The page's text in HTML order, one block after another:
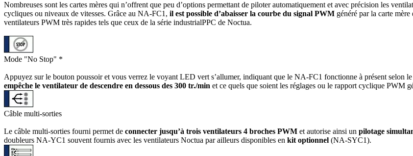
Nombreuses sont les cartes mères qui n’offrent que peu d’options permettant de piloter automatiquement et avec précision les
cycliques ou niveaux de vitesses. Grâce au NA-FC1, il est possible d’abaisser la courbe du signal PWM généré par la carte
ventilateurs PWM très rapides tels que ceux de la série industrialPPC de Noctua.
Mode "No Stop" *
Appuyez sur le bouton poussoir et vous verrez le voyant LED vert s’allumer, indiquant que le NA-FC1 fonctionne à présent selon
empêche le ventilateur de descendre en dessous des 300 tr./min et ce quels que soient les réglages ou le rapport cyclique PWM
Câble multi-sorties
Le câble multi-sorties fourni permet de connecter jusqu’à trois ventilateurs 4 broches PWM et autorise ainsi un pilotage
doubleurs NA-YC1 souvent fournis avec les ventilateurs Noctua par ailleurs disponibles en kit optionnel (NA-SYC1).